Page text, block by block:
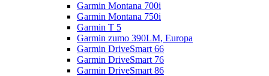
Garmin Montana 700i
Garmin Montana 750i
Garmin T 5
Garmin zumo 390LM, Europa
Garmin DriveSmart 66
Garmin DriveSmart 76
Garmin DriveSmart 86